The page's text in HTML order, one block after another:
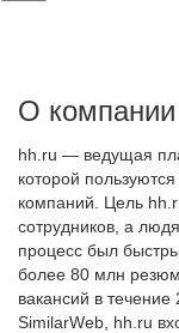
О компании
hh.ru — ведущая
которой
компаний. Цель
сотрудников, а
процесс был
более 80 млн
вакансий в
SimilarWeb, hh.ru